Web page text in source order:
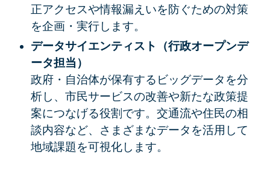
正アクセスや情報漏えいを防ぐための対策
を企画・実行します。
データサイエンティスト（行政オープンデ
ータ担当）
政府・自治体が保有するビッグデータを分
析し、市民サービスの改善や新たな政策提
案につなげる役割です。交通流や住民の相
談内容など、さまざまなデータを活用して
地域課題を可視化します。